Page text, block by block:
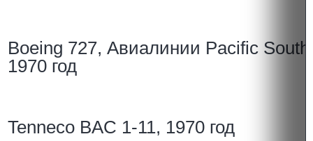
Boeing 727, Авиалинии Pacific
1970 год
Tenneco BAC 1-11, 1970 год